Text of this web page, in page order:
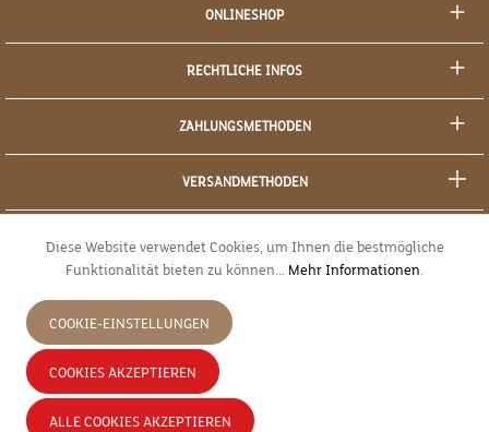
ONLINESHOP
RECHTLICHE INFOS
ZAHLUNGSMETHODEN
VERSANDMETHODEN
JETZT WIDERRUFEN
* Alle Preise inkl. gesetzl. Mehrwertsteuer zzgl.
Diese Website verwendet Cookies, um Ihnen die bestmögliche
Funktionalität bieten zu können... Mehr Informationen.
COOKIE-EINSTELLUNGEN
COOKIES AKZEPTIEREN
ALLE COOKIES AKZEPTIEREN